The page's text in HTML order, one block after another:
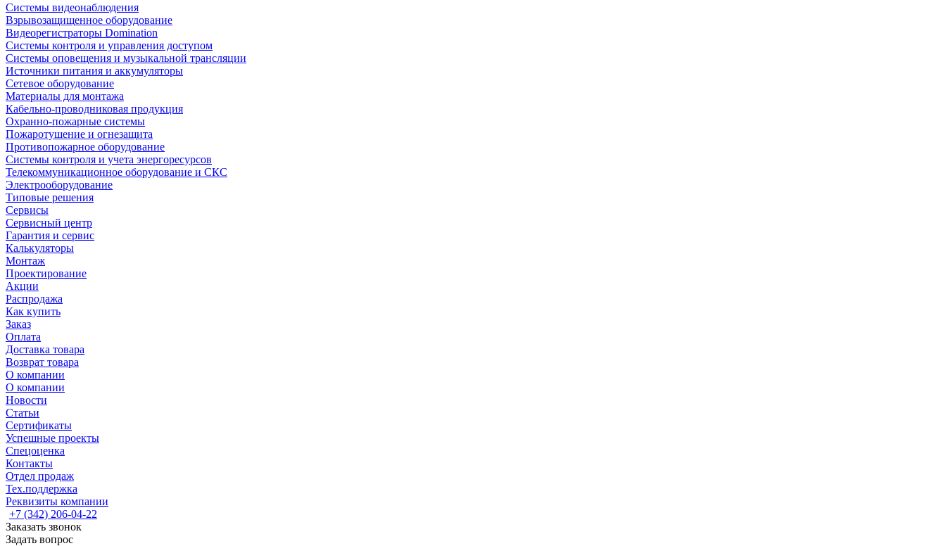
Системы видеонаблюдения
Взрывозащищенное оборудование
Видеорегистраторы Domination
Системы контроля и управления доступом
Системы оповещения и музыкальной трансляции
Источники питания и аккумуляторы
Сетевое оборудование
Материалы для монтажа
Кабельно-проводниковая продукция
Охранно-пожарные системы
Пожаротушение и огнезащита
Противопожарное оборудование
Системы контроля и учета энергоресурсов
Телекоммуникационное оборудование и СКС
Электрооборудование
Типовые решения
Сервисы
Сервисный центр
Гарантия и сервис
Калькуляторы
Монтаж
Проектирование
Акции
Распродажа
Как купить
Заказ
Оплата
Доставка товара
Возврат товара
О компании
О компании
Новости
Статьи
Сертификаты
Успешные проекты
Спецоценка
Контакты
Отдел продаж
Тех.поддержка
Реквизиты компании
+7 (342) 206-04-22
Заказать звонок
Задать вопрос